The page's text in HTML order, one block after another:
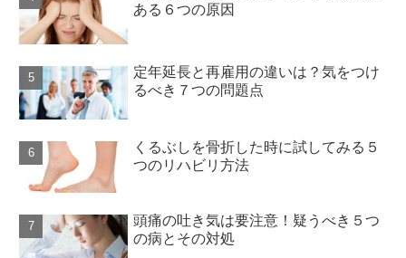
ある６つの原因
定年延長と再雇用の違いは？気をつけ
るべき７つの問題点
くるぶしを骨折した時に試してみる５
つのリハビリ方法
頭痛の吐き気は要注意！疑うべき５つ
の病とその対処